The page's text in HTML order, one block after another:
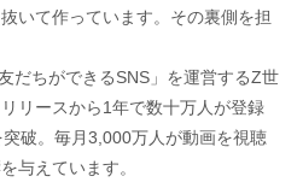
いて作っています。その裏側を担
だちができるSNS」を運営するZ世
リースから1年で数十万人が登録
破。毎月3,000万人が動画を視聴
与えています。